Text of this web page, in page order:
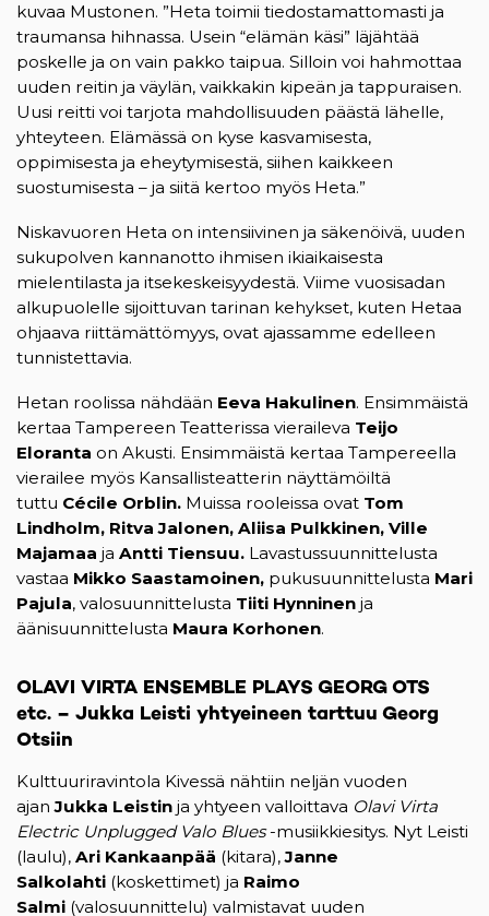
kuvaa Mustonen. ”Heta toimii tiedostamattomasti ja
traumansa hihnassa. Usein “elämän käsi” läjähtää
poskelle ja on vain pakko taipua. Silloin voi hahmottaa
uuden reitin ja väylän, vaikkakin kipeän ja tappuraisen.
Uusi reitti voi tarjota mahdollisuuden päästä lähelle,
yhteyteen. Elämässä on kyse kasvamisesta,
oppimisesta ja eheytymisestä, siihen kaikkeen
suostumisesta – ja siitä kertoo myös Heta.”
Niskavuoren Heta on intensiivinen ja säkenöivä, uuden
sukupolven kannanotto ihmisen ikiaikaisesta
mielentilasta ja itsekeskeisyydestä. Viime vuosisadan
alkupuolelle sijoittuvan tarinan kehykset, kuten Hetaa
ohjaava riittämättömyys, ovat ajassamme edelleen
tunnistettavia.
Hetan roolissa nähdään Eeva Hakulinen. Ensimmäistä
kertaa Tampereen Teatterissa vieraileva Teijo
Eloranta on Akusti. Ensimmäistä kertaa Tampereella
vierailee myös Kansallisteatterin näyttämöiltä
tuttu Cécile Orblin. Muissa rooleissa ovat Tom
Lindholm, Ritva Jalonen, Aliisa Pulkkinen, Ville
Majamaa ja Antti Tiensuu. Lavastussuunnittelusta
vastaa Mikko Saastamoinen, pukusuunnittelusta Mari
Pajula, valosuunnittelusta Tiiti Hynninen ja
äänisuunnittelusta Maura Korhonen.
OLAVI VIRTA ENSEMBLE PLAYS GEORG OTS
etc. – Jukka Leisti yhtyeineen tarttuu Georg
Otsiin
Kulttuuriravintola Kivessä nähtiin neljän vuoden
ajanJukka Leistin ja yhtyeen valloittava Olavi Virta
Electric Unplugged Valo Blues -musiikkiesitys. Nyt Leisti
(laulu), Ari Kankaanpää (kitara),Janne
Salkolahti (koskettimet) ja Raimo
Salmi (valosuunnittelu) valmistavat uuden